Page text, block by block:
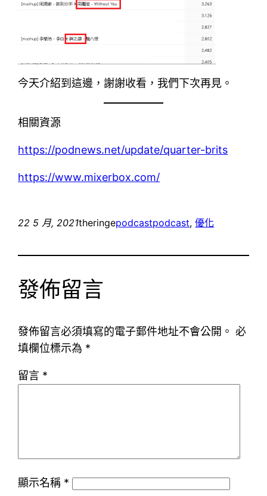
今天介紹到這邊，謝謝收看，我們下次再見。
相關資源
https://podnews.net/update/quarter-brits
https://www.mixerbox.com/
22 5 月, 2021theringepodcastpodcast, 優化
發佈留言
發佈留言必須填寫的電子郵件地址不會公開。 必
填欄位標示為 *
留言 *
顯示名稱 *